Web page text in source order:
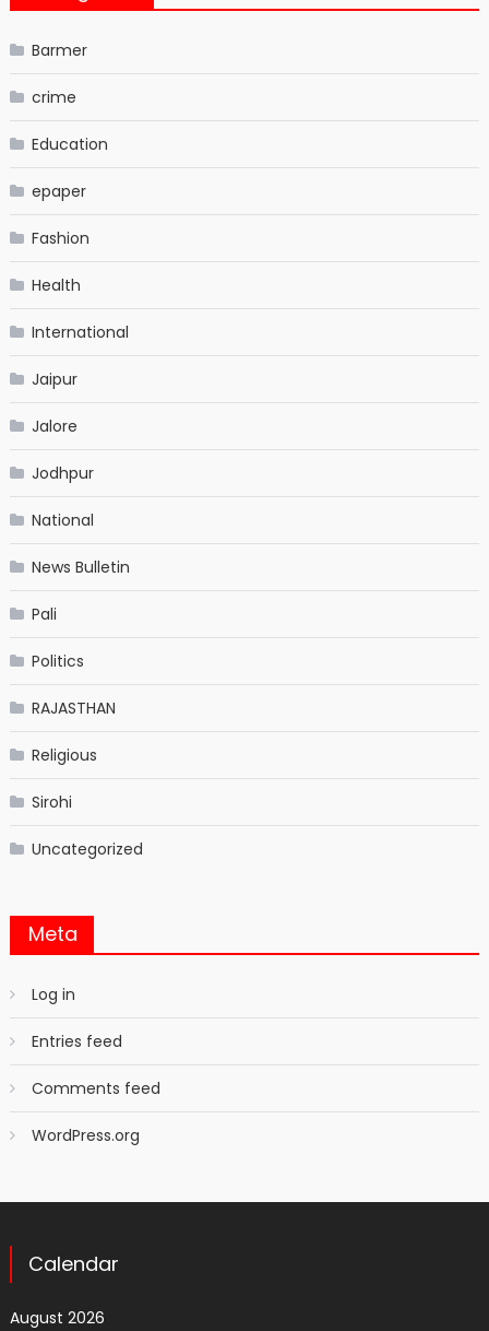
Barmer
crime
Education
epaper
Fashion
Health
International
Jaipur
Jalore
Jodhpur
National
News Bulletin
Pali
Politics
RAJASTHAN
Religious
Sirohi
Uncategorized
Meta
Log in
Entries feed
Comments feed
WordPress.org
Calendar
August 2026